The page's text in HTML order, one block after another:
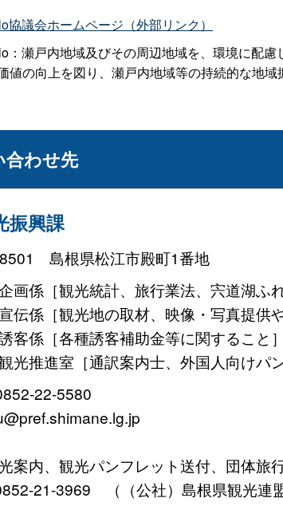
協議会ホームページ（外部リンク）
：瀬戸内地域及びその周辺地域を、環境に配
値の向上を図り、瀬戸内地域等の持続的な地
合わせ先
振興課
島根県松江市殿町1番地
企画係［観光統計、旅行業法、宍道湖
宣伝係［観光地の取材、映像・写真提
誘客係［各種誘客補助金等に関するこ
観光推進室［通訳案内士、外国人向け
22-5580
内、観光パンフレット送付、団体旅
21-3969 （（公社）島根県観光